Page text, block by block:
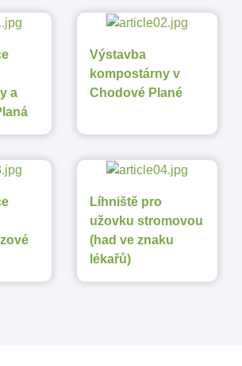
a
Výstavba
kompostárny v
Chodové Plané
Líhniště pro
užovku stromovou
(had ve znaku
lékařů)